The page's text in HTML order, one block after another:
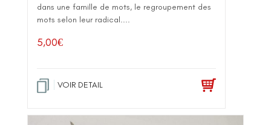
dans une famille de mots, le regroupement des
mots selon leur radical....
5,00€
VOIR DETAIL